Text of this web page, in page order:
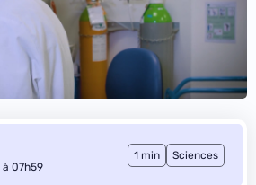
07h59
1 min Sciences